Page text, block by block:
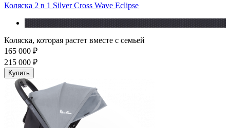
Коляска 2 в 1 Silver Cross Wave Eclipse
Коляска, которая растет вместе с семьей
165 000 ₽
215 000 ₽
Купить